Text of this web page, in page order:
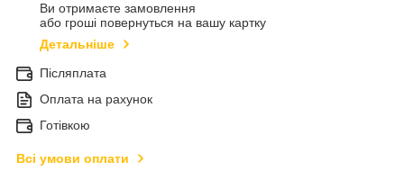
Ви отримаєте замовлення
або гроші повернуться на вашу картку
Детальніше
Післяплата
Оплата на рахунок
Готівкою
Всі умови оплати